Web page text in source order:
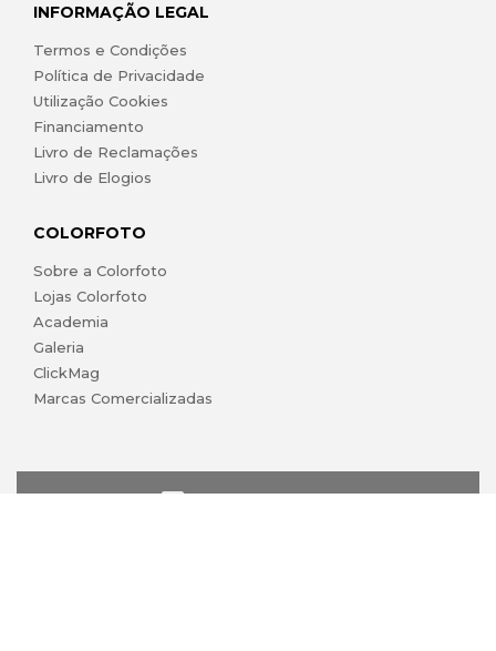
INFORMAÇÃO LEGAL
Termos e Condições
Política de Privacidade
Utilização Cookies
Financiamento
Livro de Reclamações
Livro de Elogios
COLORFOTO
Sobre a Colorfoto
Lojas Colorfoto
Academia
Galeria
ClickMag
Marcas Comercializadas
lojaonline@colorfoto.pt